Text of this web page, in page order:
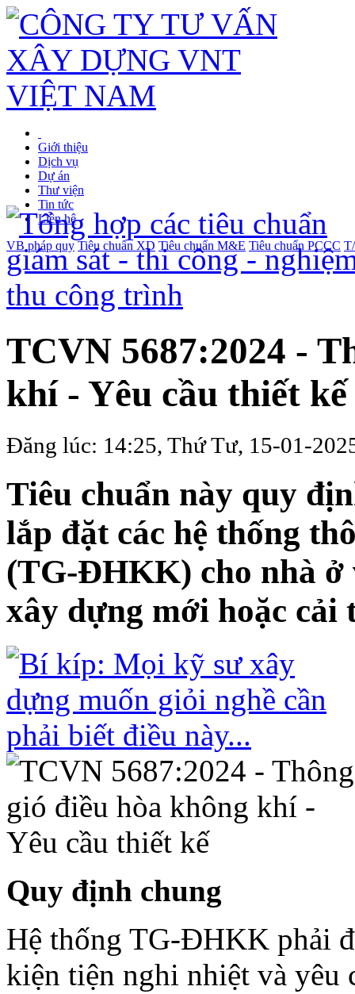
Giới thiệu
Dịch vụ
Dự án
Thư viện
Tin tức
Liên hệ
VB pháp quy Tiêu chuẩn XD Tiêu chuẩn M&E Tiêu chuẩn PCCC
TCVN 5687:2024 -
khí - Yêu cầu thiết kế
Đăng lúc: 14:25, Thứ Tư, 15-01-
Tiêu chuẩn này quy
lắp đặt các hệ thống
(TG-ĐHKK) cho nhà ở
xây dựng mới hoặc cải
Quy định chung
Hệ thống TG-ĐHKK phải
kiện tiện nghi nhiệt và yêu